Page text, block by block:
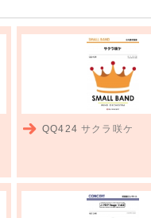
QQ424サクラ咲ケ